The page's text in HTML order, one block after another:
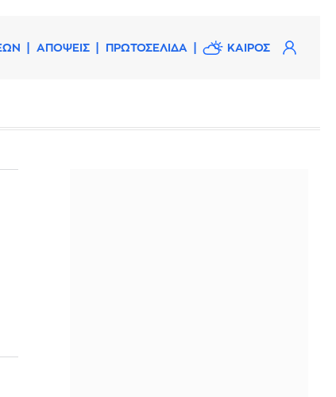
ΑΠΟΨΕΙΣ ΠΡΩΤΟΣΕΛΙΔΑ ΚΑΙΡΟΣ